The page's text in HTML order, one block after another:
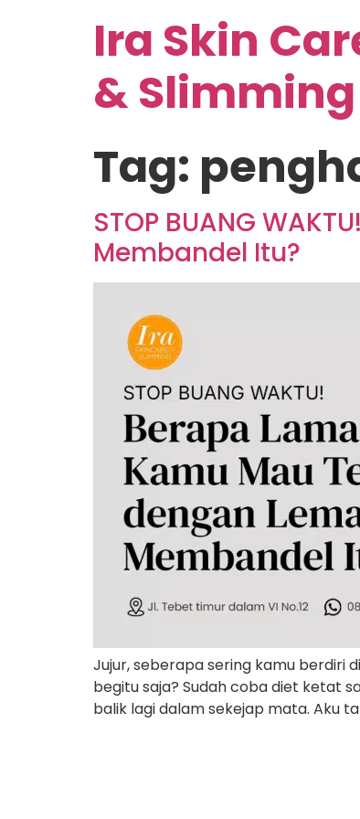
Ira Skin
& Slimming
Tag:
STOP BUANG
Membandel Itu?
Jujur, seberapa sering kamu berdiri
begitu saja? Sudah coba diet ketat
balik lagi dalam sekejap mata. Aku